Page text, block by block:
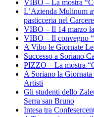
VIBO – La mostra
L’Azienda Mulinum
pasticceria nel
VIBO – Il 14 marzo
VIBO – Il convegno
A Vibo le Giornate
Successo a Soriano
PIZZO – La mostra
A Soriano la
Artisti
Gli studenti dello
Serra san Bruno
Intesa tra